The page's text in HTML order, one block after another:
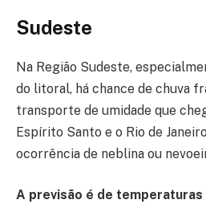
Sudeste
Na Região Sudeste,
do litoral, há chance de chuva
transporte de umidade que
Espírito Santo e o Rio de
ocorrência de neblina ou
A previsão é de temperaturas